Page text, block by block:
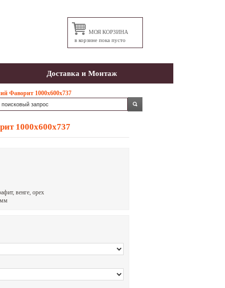
МОЯ КОРЗИНА
в корзине пока пусто
Доставка и Монтаж
Фаворит 1000х600х737
1000х600х737
венге, орех